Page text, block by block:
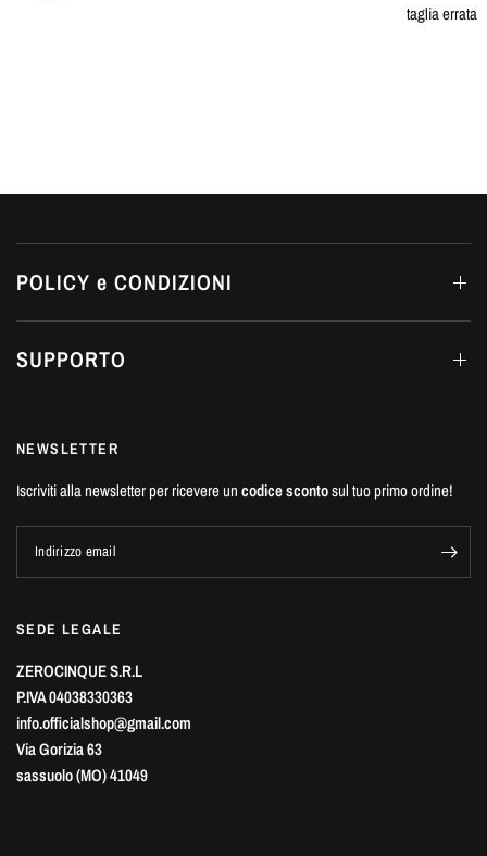
taglia errata
POLICY e CONDIZIONI
SUPPORTO
NEWSLETTER
Iscriviti alla newsletter per ricevere uncodice scontosul tuo primo ordine!
Indirizzo email
SEDE LEGALE
ZEROCINQUE S.R.L
P.IVA 04038330363
info.officialshop@gmail.com
Via Gorizia 63
sassuolo (MO) 41049